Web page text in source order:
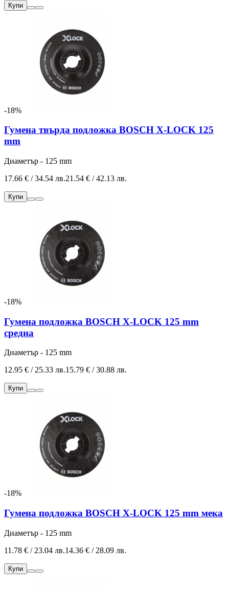
Купи
-18%
Гумена твърда подложка BOSCH X-LOCK 125
mm
Диаметър - 125 mm
17.66 € / 34.54 лв.21.54 € / 42.13 лв.
Купи
-18%
Гумена подложка BOSCH X-LOCK 125 mm
средна
Диаметър - 125 mm
12.95 € / 25.33 лв.15.79 € / 30.88 лв.
Купи
-18%
Гумена подложка BOSCH X-LOCK 125 mm мека
Диаметър - 125 mm
11.78 € / 23.04 лв.14.36 € / 28.09 лв.
Купи